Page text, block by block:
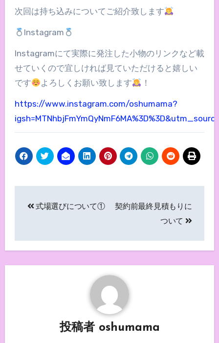
次回は持ち込みについてご紹介致します
Instagram
Instagramにて実際に発注した小物のリンクなど載
せていくので宜しければ見ていただけると嬉しい
です
よろしくお願い致します ！
https://www.instagram.com/oshumama?
ビ
式場選びについて①
契約前最終見積もりに
ついて
投稿者 oshumama